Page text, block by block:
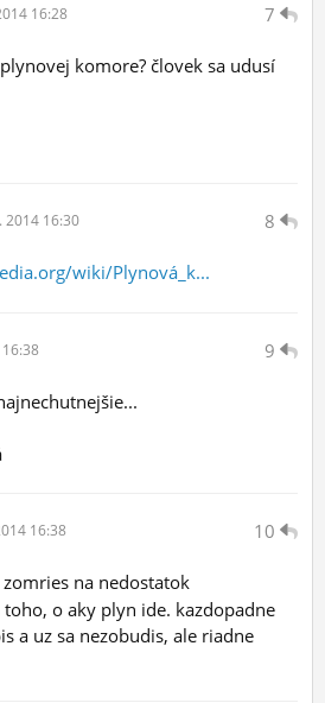
7
16:28
komore? človek sa udusí
8
2014 16:30
wiki/Plynová_k...
9
10
16:38
zomries na nedostatok
o aky plyn ide. kazdopadne
a uz sa nezobudis, ale riadne